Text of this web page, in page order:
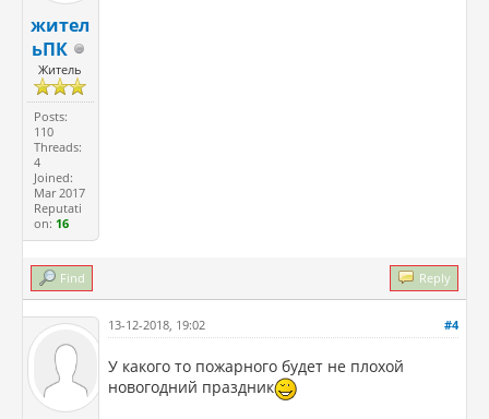
жител
ьПК
Житель
Posts:
110
Threads:
4
Joined:
Mar 2017
Reputati
on: 16
Find Reply
#4
13-12-2018, 19:02
У какого то пожарного будет не плохой
новогодний праздник